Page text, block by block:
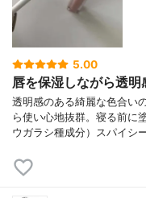
5.00
唇を保湿しながら透
透明感のある綺麗な色合い
ら使い心地抜群。寝る前に
ウガラシ種成分）スパイシ